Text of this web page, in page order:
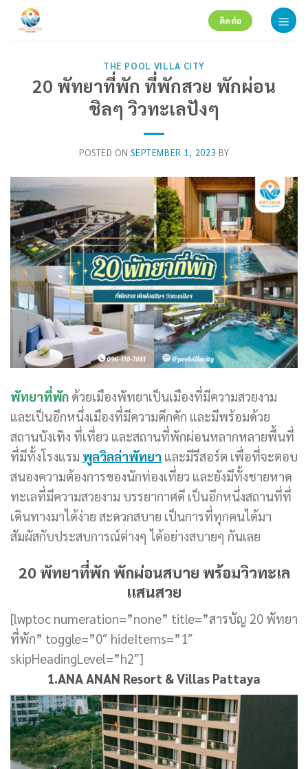
ติดต่อ
THE POOL VILLA CITY
20 พัทยาที่พัก ที่พักสวย พักผ่อน
ชิลๆ วิวทะเลปังๆ
POSTED ONSEPTEMBER 1, 2023 BY
พัทยาที่พัก ด้วยเมืองพัทยาเป็นเมืองที่มีความสวยงาม
และเป็นอีกหนึ่งเมืองที่มีความคึกคัก และมีพร้อมด้วย
สถานบังเทิง ที่เที่ยว และสถานที่พักผ่อนหลากหลายพื้นที่
ที่มีทั้งโรงแรม พูลวิลล่าพัทยา และมีรีสอร์ต เพื่อที่จะตอบ
สนองความต้องการของนักท่องเที่ยว และยังมีทั้งชายหาด
ทะเลที่มีความสวยงาม บรรยากาศดี เป็นอีกหนึ่งสถานที่ที่
เดินทางมาได้ง่าย สะดวกสบาย เป็นการที่ทุกคนได้มา
สัมผัสกับประสบการณ์ต่างๆ ได้อย่างสบายๆ กันเลย
20 พัทยาที่พัก พักผ่อนสบาย พร้อมวิวทะเล
แสนสวย
[lwptoc numeration=”none” title=”สารบัญ 20 พัทยา
ที่พัก” toggle=”0″ hideItems=”1″
skipHeadingLevel=”h2″]
1.ANA ANAN Resort & Villas Pattaya